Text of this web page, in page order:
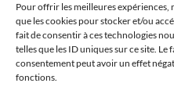
Pour offrir les meilleures expériences,
que les cookies pour stocker et/ou
fait de consentir à ces technologies
telles que les ID uniques sur ce site.
consentement peut avoir un effet
fonctions.
Aucune catégorie